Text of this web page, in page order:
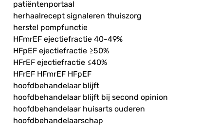
patiëntenportaal
herhaalrecept signaleren thuiszorg
herstel pompfunctie
HFmrEF ejectiefractie 40-49%
HFpEF ejectiefractie ≥50%
HFrEF ejectiefractie ≤40%
HFrEF HFmrEF HFpEF
hoofdbehandelaar blijft
hoofdbehandelaar blijft bij second opinion
hoofdbehandelaar huisarts ouderen
hoofdbehandelaarschap